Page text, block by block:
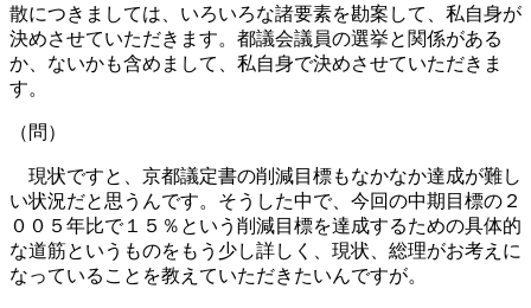
散につきましては、いろいろな諸要素を勘案して、私自身が
決めさせていただきます。都議会議員の選挙と関係がある
か、ないかも含めまして、私自身で決めさせていただきま
す。
（問）
現状ですと、京都議定書の削減目標もなかなか達成が難し
い状況だと思うんです。そうした中で、今回の中期目標の２
００５年比で１５％という削減目標を達成するための具体的
な道筋というものをもう少し詳しく、現状、総理がお考えに
なっていることを教えていただきたいんですが。